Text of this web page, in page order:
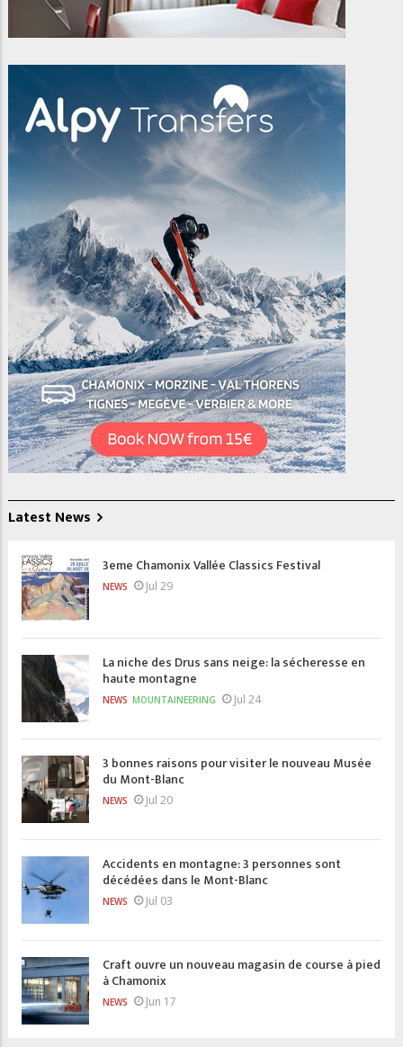
Latest News
3eme Chamonix Vallée Classics Festival
NEWS Jul 29
La niche des Drus sans neige: la sécheresse en
haute montagne
NEWS MOUNTAINEERING Jul 24
3 bonnes raisons pour visiter le nouveau Musée
du Mont-Blanc
NEWS Jul 20
Accidents en montagne: 3 personnes sont
décédées dans le Mont-Blanc
NEWS Jul 03
Craft ouvre un nouveau magasin de course à pied
à Chamonix
NEWS Jun 17